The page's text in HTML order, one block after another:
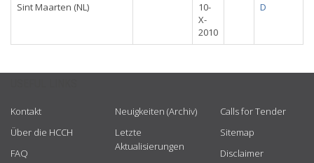
Sint Maarten (NL)
10-
X-
2010
D
Kontakt
Über die HCCH
FAQ
Neuigkeiten (Archiv)
Letzte
Aktualisierungen
Calls for Tender
Sitemap
Disclaimer